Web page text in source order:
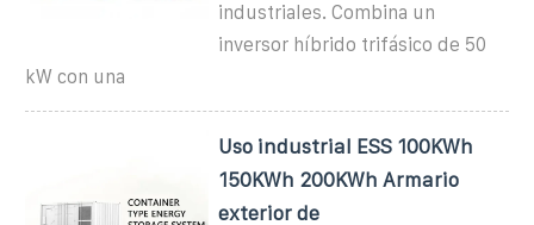
industriales. Combina un
inversor híbrido trifásico de 50
kW con una
Uso industrial ESS 100KWh
150KWh 200KWh Armario
exterior de